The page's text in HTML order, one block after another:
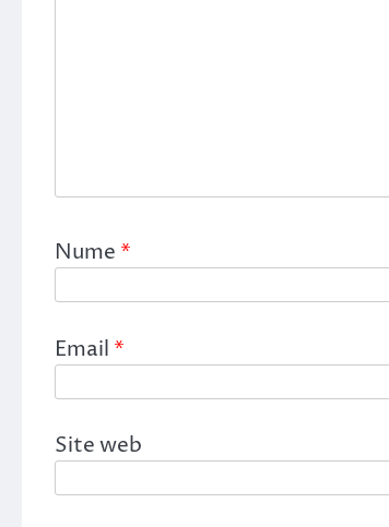
Nume *
Email *
Site web